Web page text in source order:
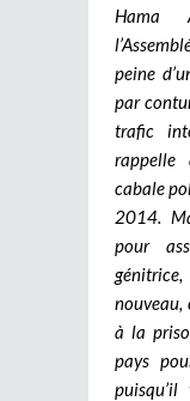
Hama
peine
par
trafic
rappelle
cabale
2014.
pour
à la
pays